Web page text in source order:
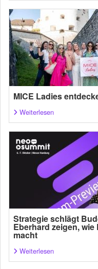
MICE Ladies
Weiterlesen
Strategie schlägt
Eberhard zeigen,
macht
Weiterlesen